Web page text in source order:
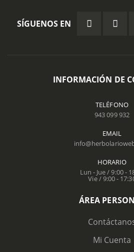
SÍGUENOS EN
INFORMACIÓN DE
TELÉFONO
943 099 932
EMAIL
HORARIO
Lun - Jue / 9:00 -
Vie / 9:00 -
ÁREA
Mi Cuenta